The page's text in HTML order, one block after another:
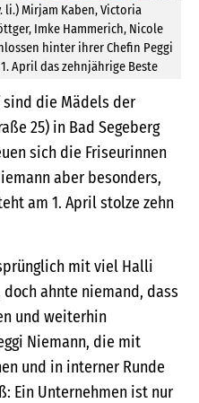
li.) Mirjam Kaben, Victoria
Imke Hammerich, Nicole
hinter ihrer Chefin Peggi
April das zehnjährige Beste
sind die Mädels der
25) in Bad Segeberg
sich die Friseurinnen
aber besonders,
am 1. April stolze zehn
mit viel Halli
ahnte niemand, dass
und weiterhin
Niemann, die mit
und in interner Runde
Ein Unternehmen ist nur